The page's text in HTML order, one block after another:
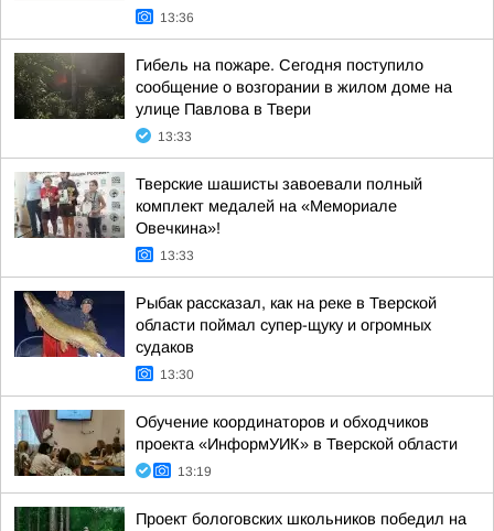
13:36
Гибель на пожаре. Сегодня поступило
сообщение о возгорании в жилом доме на
улице Павлова в Твери
13:33
Тверские шашисты завоевали полный
комплект медалей на «Мемориале
Овечкина»!
13:33
Рыбак рассказал, как на реке в Тверской
области поймал супер-щуку и огромных
судаков
13:30
Обучение координаторов и обходчиков
проекта «ИнформУИК» в Тверской области
13:19
Проект бологовских школьников победил на